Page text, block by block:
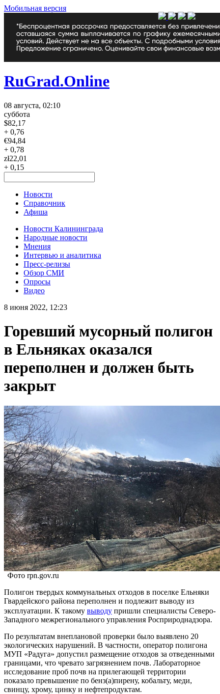
Мобильная версия
RuGrad.Online
08 августа, 02:10
суббота
$82,17
+ 0,76
€94,84
+ 0,78
zł22,01
+ 0,15
Новости
Справочник
Афиша
Новости Калининграда
Народные новости
Мнения
Интервью и аналитика
Пресс-релизы
Обзор СМИ
Опросы
Видео
8 июня 2022, 12:23
Горевший мусорный полигон
в Ельняках оказался
переполнен и должен быть
закрыт
Фото rpn.gov.ru
Полигон твердых коммунальных отходов в поселке Ельняки
Гвардейского района переполнен и подлежит выводу из
эксплуатации. К такому выводу пришли специалисты Северо-
Западного межрегионального управления Росприроднадзора.
По результатам внеплановой проверки было выявлено 20
экологических нарушений. В частности, оператор полигона
МУП «Радуга» допустил размещение отходов за отведенными
границами, что чревато загрязнением почв. Лабораторное
исследование проб почв на прилегающей территории
показало превышение по бенз(а)пирену, кобальту, меди,
свинцу, хрому, цинку и нефтепродуктам.